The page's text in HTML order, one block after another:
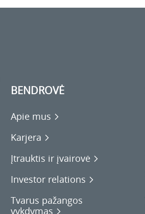
BENDROVĖ
Apie mus
Karjera
Įtrauktis ir įvairovė
Investor relations
Tvarus pažangos
vykdymas